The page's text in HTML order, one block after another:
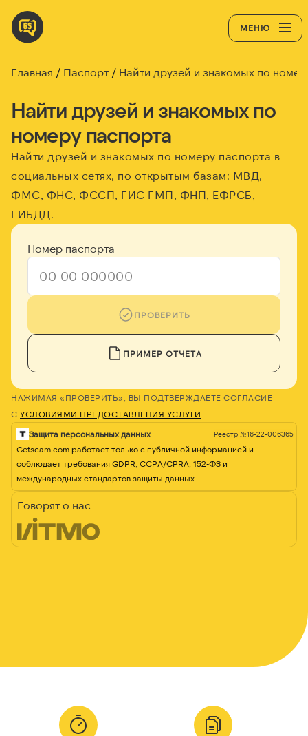
МЕНЮ
Главная Паспорт Найти друзей и знакомых по
Найти друзей и знакомых по
номеру паспорта
Найти друзей и знакомых по номеру паспорта в
социальных сетях, по открытым базам: МВД,
ФМС, ФНС, ФССП, ГИС ГМП, ФНП, ЕФРСБ,
ГИБДД.
Номер паспорта
ПРОВЕРИТЬ
ПРИМЕР ОТЧЕТА
НАЖИМАЯ «ПРОВЕРИТЬ», ВЫ ПОДТВЕРЖДАЕТЕ СОГЛАСИЕ
С УСЛОВИЯМИ ПРЕДОСТАВЛЕНИЯ УСЛУГИ
Защита персональных данных Реестр №16-22-006365
Getscam.com работает только с публичной информацией и
соблюдает требования GDPR, CCPA/CPRA, 152-ФЗ и
международных стандартов защиты данных.
Говорят о нас